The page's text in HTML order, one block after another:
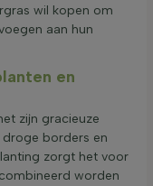
wil kopen om
aan hun
en
zijn gracieuze
droge borders en
zorgt het voor
worden